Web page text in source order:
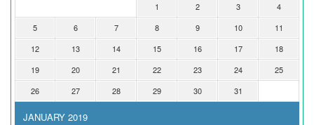
JANUARY 2019
1 2 3
4
5
6 7 8 9 10
11
12
13 14 15 16 17
18
19
20 21 22 23 24
25
26
27 28 29 30 31